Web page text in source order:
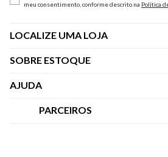
meu consentimento, conforme descrito na Política
LOCALIZE UMA LOJA
SOBRE ESTOQUE
Quem Somos
AJUDA
Central de Atendimento
PARCEIROS